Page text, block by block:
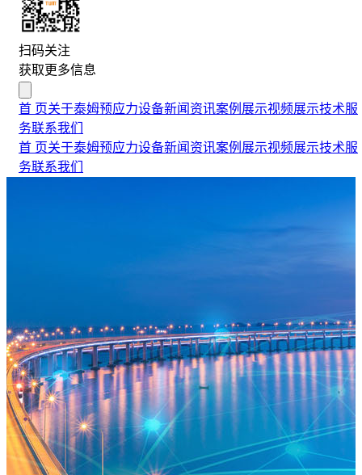
扫码关注
获取更多信息
首 页关于泰姆预应力设备新闻资讯案例展示视频展示技术服
务联系我们
首 页关于泰姆预应力设备新闻资讯案例展示视频展示技术服
务联系我们